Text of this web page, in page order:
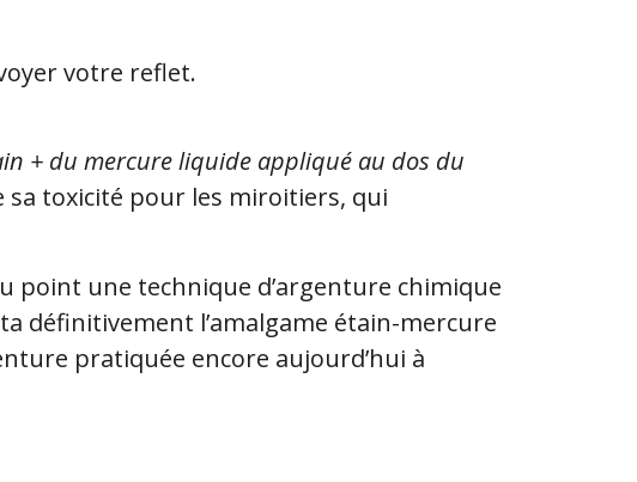
votre reflet.
+ du mercure liquide appliqué au dos du
sa toxicité pour les miroitiers, qui
point une technique d’argenture chimique
définitivement l’amalgame étain-mercure
pratiquée encore aujourd’hui à